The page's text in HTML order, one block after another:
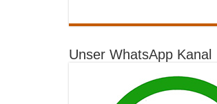
Unser WhatsApp Kanal